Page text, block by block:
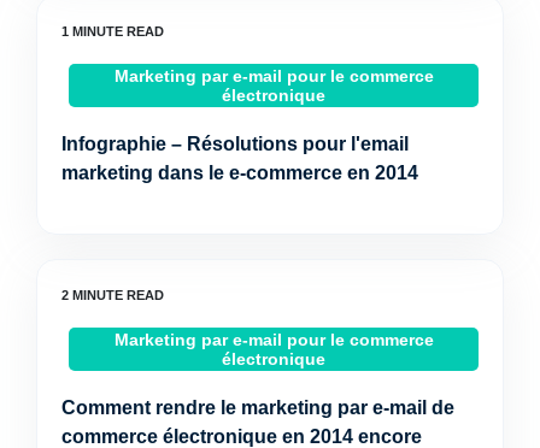
Marketing par e-mail pour le commerce
électronique
Infographie – Résolutions pour l'email
marketing dans le e-commerce en 2014
Marketing par e-mail pour le commerce
électronique
Comment rendre le marketing par e-mail de
commerce électronique en 2014 encore